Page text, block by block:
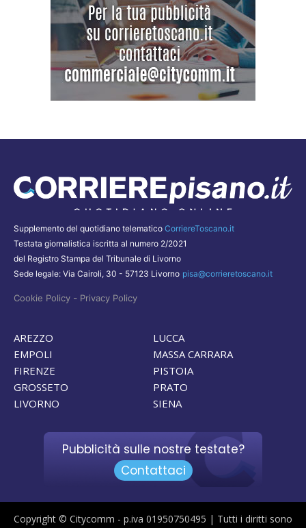
Supplemento del quotidiano telematico CorriereToscano.it
Testata giornalistica iscritta al numero 2/2021
del Registro Stampa del Tribunale di Livorno
Sede legale: Via Cairoli, 30 - 57123 Livorno pisa@corrieretoscano.it
Cookie Policy - Privacy Policy
AREZZO
EMPOLI
FIRENZE
GROSSETO
LIVORNO
LUCCA
MASSA CARRARA
PISTOIA
PRATO
SIENA
Pubblicità sulle nostre testate?
Contattaci
Copyright © Citycomm - p.iva 01950750495 | Tutti i diritti sono